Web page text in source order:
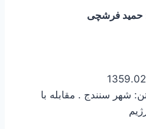
: حمید فرشچی
شهر سنندج . مقابله با